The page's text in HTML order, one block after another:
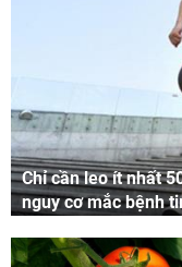
Chỉ cần leo ít nhất
nguy cơ mắc bệnh